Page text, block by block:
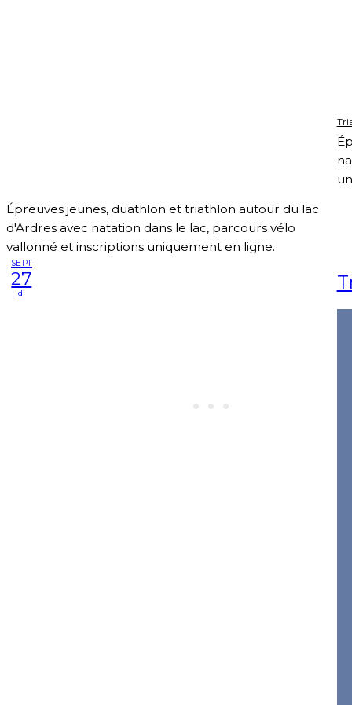
Épreuves jeunes, duathlon et triathlon autour du lac
d'Ardres avec natation dans le lac, parcours vélo
vallonné et inscriptions uniquement en ligne.
SEPT
27
di